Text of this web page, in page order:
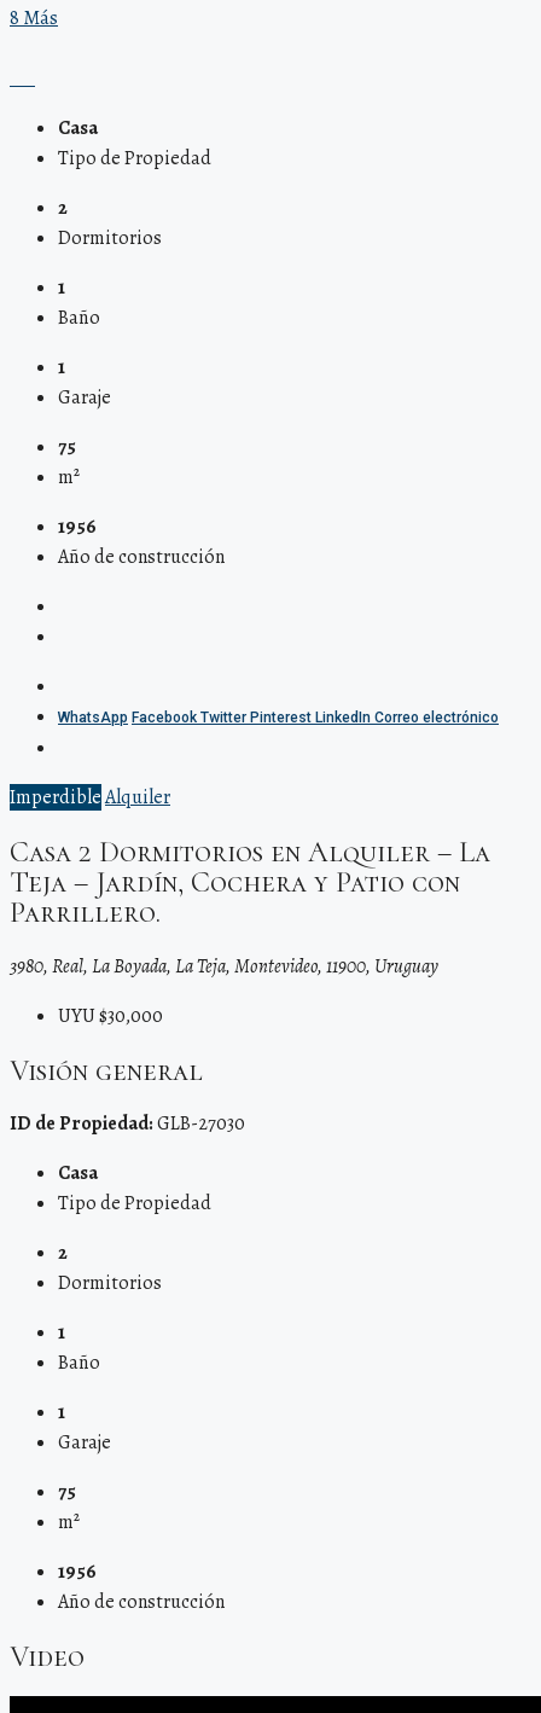
8 Más
Casa
Tipo de Propiedad
2
Dormitorios
1
Baño
1
Garaje
75
m²
1956
Año de construcción
WhatsApp Facebook Twitter Pinterest LinkedIn Correo electrónico
ImperdibleAlquiler
Casa 2 Dormitorios en Alquiler – La
Teja – Jardín, Cochera y Patio con
Parrillero.
3980, Real, La Boyada, La Teja, Montevideo, 11900, Uruguay
UYU $30,000
Visión general
ID de Propiedad:GLB-27030
Casa
Tipo de Propiedad
2
Dormitorios
1
Baño
1
Garaje
75
m²
1956
Año de construcción
Video